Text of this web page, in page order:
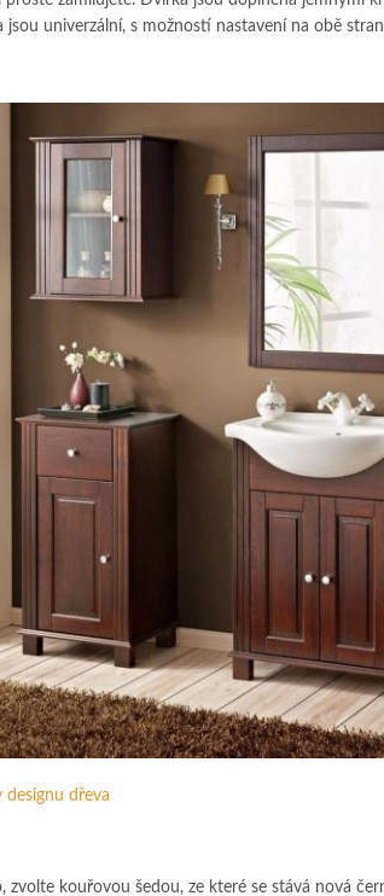
jsou univerzální, s možností nastavení na obě
designu dřeva
kouřovou šedou, ze které se stává nová